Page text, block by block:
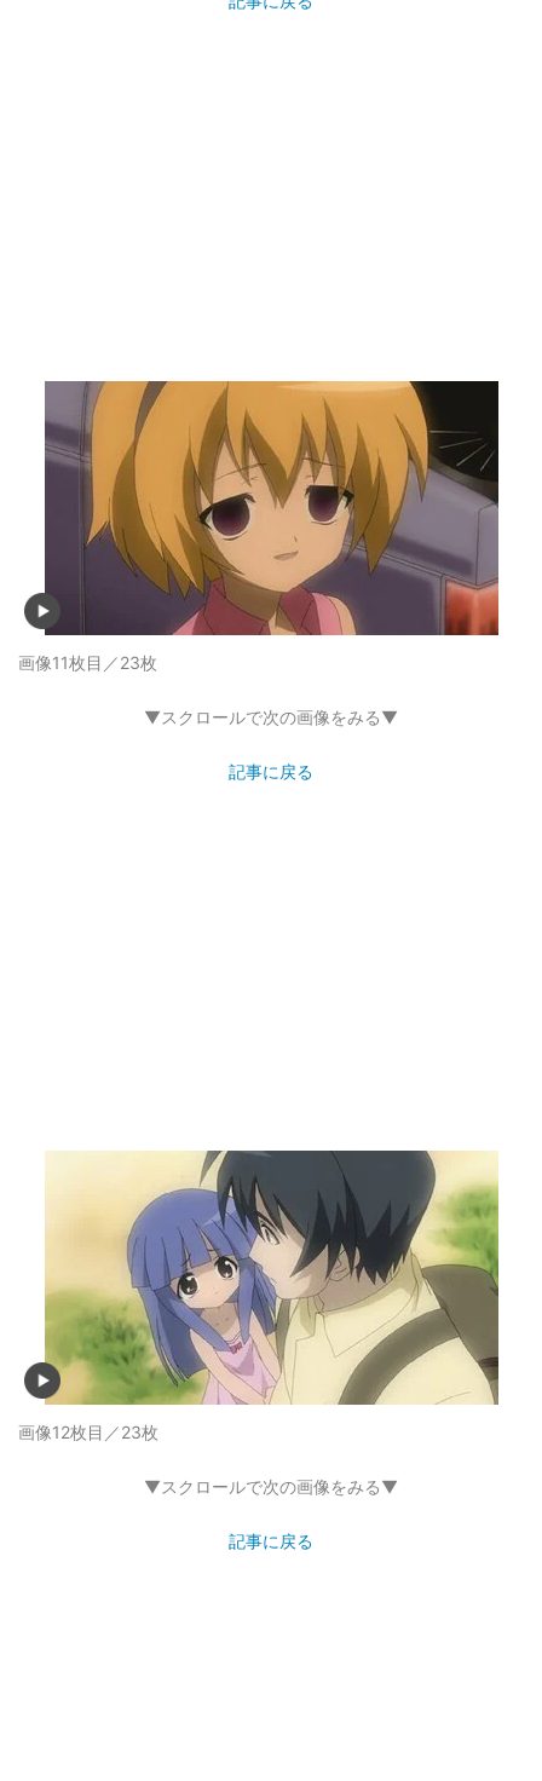
画像11枚目／23枚
▼スクロールで次の画像をみる▼
記事に戻る
画像12枚目／23枚
▼スクロールで次の画像をみる▼
記事に戻る